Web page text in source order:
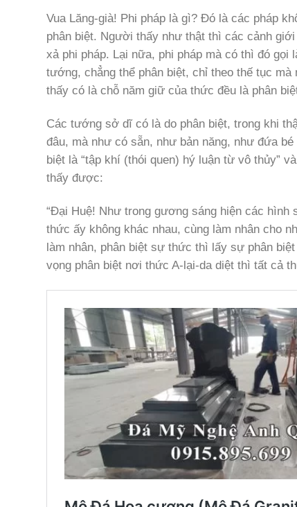
Vua Lăng-già! Phi pháp là gì? Đó là các pháp
phân biệt. Người thấy như thật thì các cảnh
xả phi pháp. Lại nữa, phi pháp mà có thì đó
tướng, chẳng thể phân biệt, chỉ theo thế tục
thấy có là chỗ năm giữ của thức đều là phân
Các tướng sở dĩ có là do phân biệt, trong khi
đâu, mà như có sẵn, như bản năng, như đứa
biệt là “tập khí (thói quen) hý luận từ vô thủy”
thấy được:
“Đại Huệ! Như trong gương sáng hiện các
thức ấy không khác nhau, cùng làm nhân cho
làm nhân, phân biệt sự thức thì lấy sự phân
vọng phân biệt nơi thức A-lại-da diệt thì tất cả